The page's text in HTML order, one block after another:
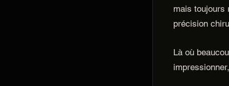
mais toujours
précision
Là où